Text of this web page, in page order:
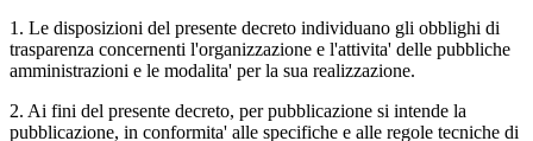
1. Le disposizioni del presente decreto individuano gli obblighi di
trasparenza concernenti l'organizzazione e l'attivita' delle pubbliche
amministrazioni e le modalita' per la sua realizzazione.
2. Ai fini del presente decreto, per pubblicazione si intende la
pubblicazione, in conformita' alle specifiche e alle regole tecniche di